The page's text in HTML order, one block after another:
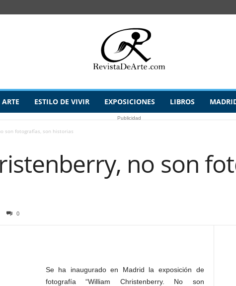
ARTE ESTILO DE VIVIR EXPOSICIONES LIBROS
Publicidad
son fotografías, son historias
no son
0
Se ha inaugurado en Madrid la exposición de
fotografía “William Christenberry. No son